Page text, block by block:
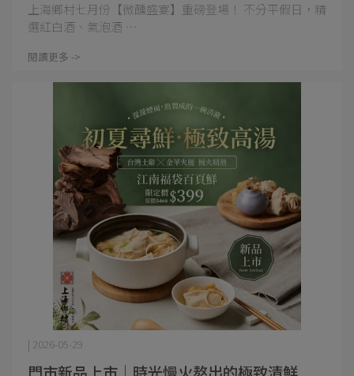
上海鄉村七月份【微醺盛宴】重磅登場！ 不分平假日，精
選紅白酒、氣泡酒 ⋯
閱讀更多 ->
門市新品上市｜時光慢火熬出的極致清鮮
| 2026-05-29